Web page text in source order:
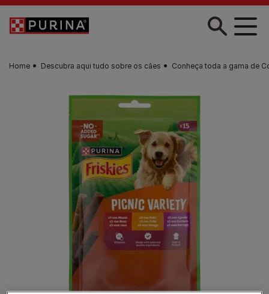
Skip to main content
Home Descubra aqui tudo sobre os cães Conheça toda a gama de